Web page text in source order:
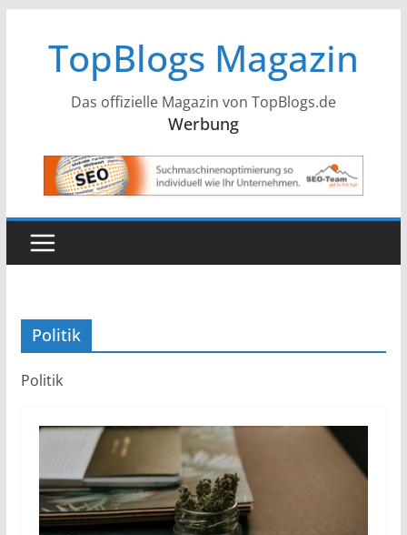
springenTopBlogs Magazin
Das offizielle Magazin von TopBlogs.de
Werbung
Politik
Politik